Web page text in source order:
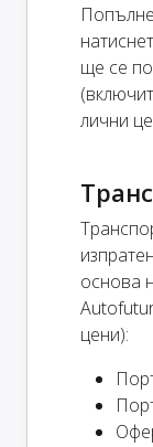
ще се
лични
основа
цени):